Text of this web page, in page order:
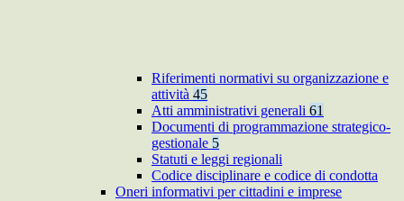
Riferimenti normativi su organizzazione e
attività 45
Atti amministrativi generali 61
Documenti di programmazione strategico-
gestionale 5
Statuti e leggi regionali
Codice disciplinare e codice di condotta
Oneri informativi per cittadini e imprese